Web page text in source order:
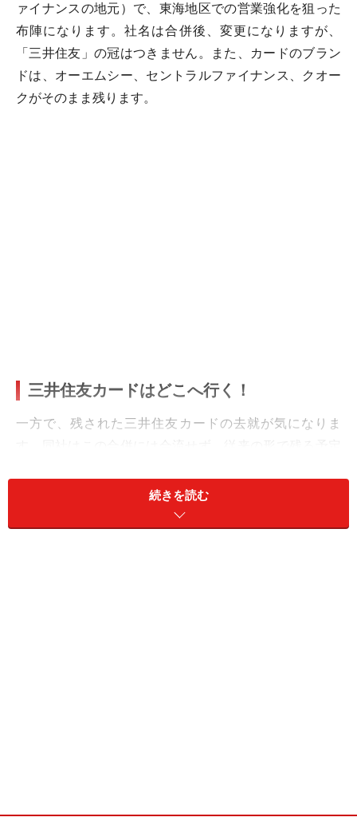
ァイナンスの地元）で、東海地区での営業強化を狙った
布陣になります。社名は合併後、変更になりますが、
「三井住友」の冠はつきません。また、カードのブラン
ドは、オーエムシー、セントラルファイナンス、クオー
クがそのまま残ります。
三井住友カードはどこへ行く！
一方で、残された三井住友カードの去就が気になりま
ードと合併新会社の二頭立てにして、「銀行」「信販」
「流通」のそれぞれの強さを発揮した方が得策との狙い
続きを読む